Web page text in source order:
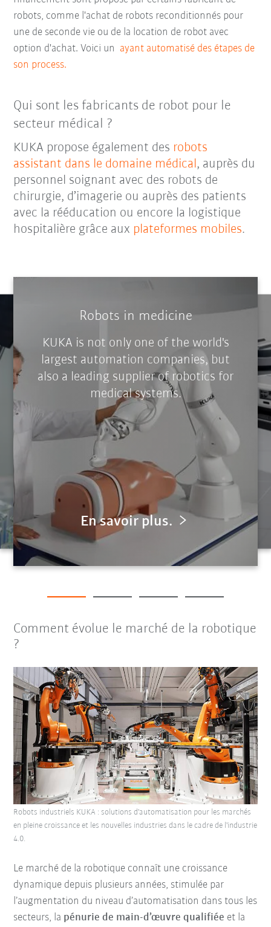
robots, comme l'achat de robots reconditionnés pour
une de seconde vie ou de la location de robot avec
option d'achat. Voici un ayant automatisé des étapes de
son process.
Qui sont les fabricants de robot pour le
secteur médical ?
KUKA propose également des robots
assistant dans le domaine médical, auprès du
personnel soignant avec des robots de
chirurgie, d’imagerie ou auprès des patients
avec la rééducation ou encore la logistique
hospitalière grâce aux plateformes mobiles.
Robots in medicine
KUKA is not only one of the world's
largest automation companies, but
also a leading supplier of robotics for
medical systems.
En savoir plus.
Comment évolue le marché de la robotique
?
Le marché de la robotique connaît une croissance
dynamique depuis plusieurs années, stimulée par
l’augmentation du niveau d’automatisation dans tous les
secteurs, la pénurie de main-d’œuvre qualifiée et la
Robots industriels KUKA : solutions d'automatisation pour les marchés
en pleine croissance et les nouvelles industries dans le cadre de l'industrie
4.0.